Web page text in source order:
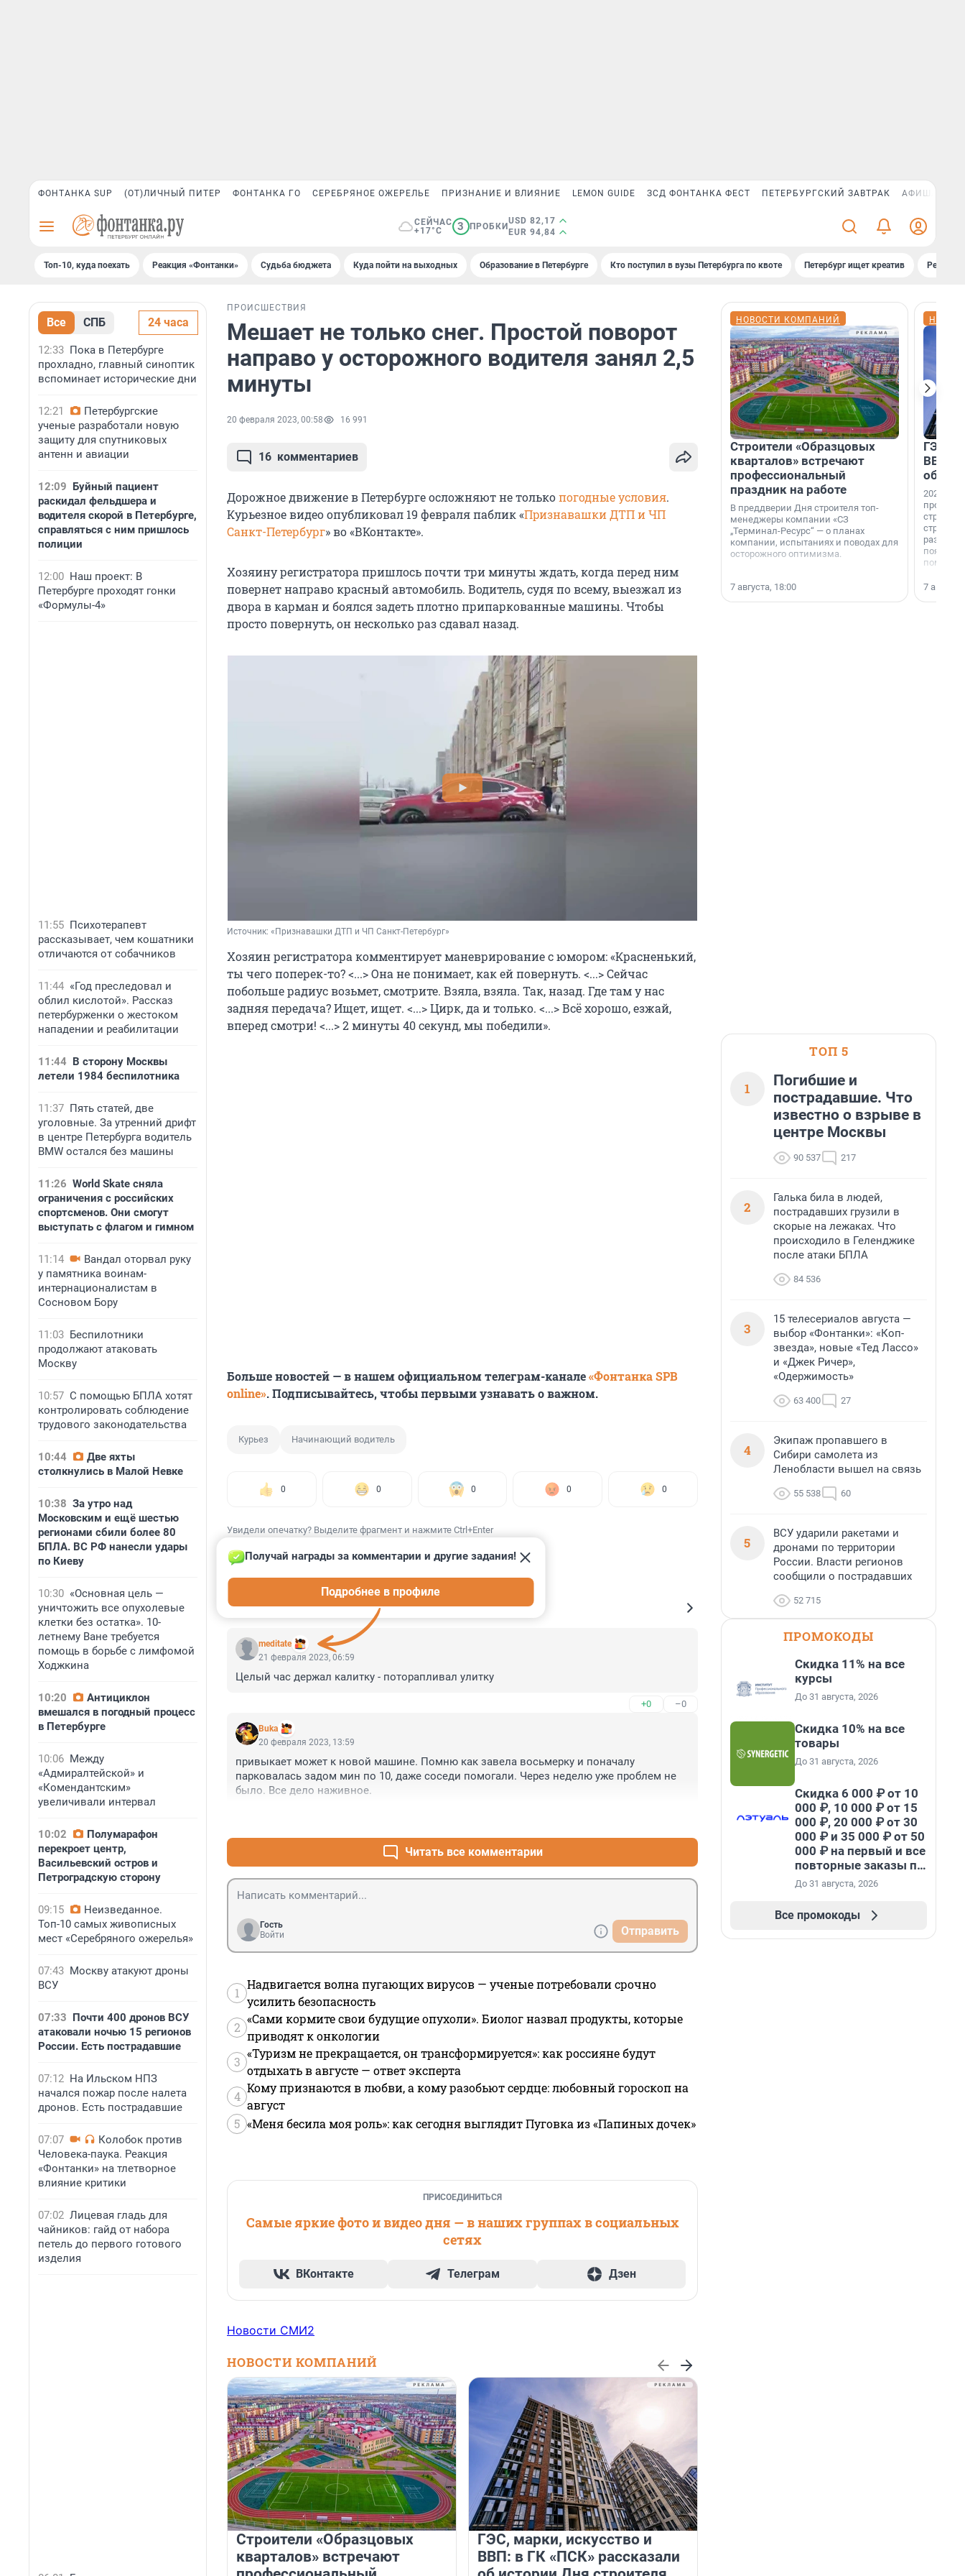
ФОНТАНКА SUP (ОТ)ЛИЧНЫЙ ПИТЕР ФОНТАНКА ГО СЕРЕБРЯНОЕ ОЖЕРЕЛЬЕ ПРИЗНАНИЕ И ВЛИЯНИЕ LEMON GUIDE ЗСД ФОНТАНКА ФЕСТ ПЕТЕРБУРГСКИЙ ЗАВТРАК АФИША PLUS
СЕЙЧАС
+17°C
3 ПРОБКИ
USD 82,17
EUR 94,84
Топ-10, куда поехать Реакция «Фонтанки» Судьба бюджета Куда пойти на выходных Образование в Петербурге Кто поступил в вузы Петербурга по квоте Петербург ищет креатив
Все СПБ 24 часа
12:33 Пока в Петербурге
прохладно, главный синоптик
вспоминает исторические дни
12:21
Петербургские
ученые разработали новую
защиту для спутниковых
антенн и авиации
12:09 Буйный пациент
раскидал фельдшера и
водителя скорой в Петербурге,
справляться с ним пришлось
полиции
12:00 Наш проект: В
Петербурге проходят гонки
«Формулы-4»
11:55 Психотерапевт
рассказывает, чем кошатники
отличаются от собачников
11:44 «Год преследовал и
облил кислотой». Рассказ
петербурженки о жестоком
нападении и реабилитации
11:44 В сторону Москвы
летели 1984 беспилотника
11:37 Пять статей, две
уголовные. За утренний дрифт
в центре Петербурга водитель
BMW остался без машины
11:26 World Skate сняла
ограничения с российских
спортсменов. Они смогут
выступать с флагом и гимном
11:14
Вандал оторвал руку
у памятника воинам-
интернационалистам в
Сосновом Бору
11:03 Беспилотники
продолжают атаковать
Москву
10:57 С помощью БПЛА хотят
контролировать соблюдение
трудового законодательства
10:44
Две яхты
столкнулись в Малой Невке
10:38 За утро над
Московским и ещё шестью
регионами сбили более 80
БПЛА. ВС РФ нанесли удары
по Киеву
10:30 «Основная цель —
уничтожить все опухолевые
клетки без остатка». 10-
летнему Ване требуется
помощь в борьбе с лимфомой
Ходжкина
10:20
Антициклон
вмешался в погодный процесс
в Петербурге
10:06 Между
«Адмиралтейской» и
«Комендантским»
увеличивали интервал
10:02
Полумарафон
перекроет центр,
Васильевский остров и
Петроградскую сторону
09:15
Неизведанное.
Топ-10 самых живописных
мест «Серебряного ожерелья»
07:43 Москву атакуют дроны
ВСУ
07:33 Почти 400 дронов ВСУ
атаковали ночью 15 регионов
России. Есть пострадавшие
07:12 На Ильском НПЗ
начался пожар после налета
дронов. Есть пострадавшие
07:07
Колобок против
Человека-паука. Реакция
«Фонтанки» на тлетворное
влияние критики
07:02 Лицевая гладь для
чайников: гайд от набора
петель до первого готового
изделия
ПРОИСШЕСТВИЯ
Мешает не только снег. Простой поворот
направо у осторожного водителя занял 2,5
минуты
20 февраля 2023, 00:58 16 991
16 комментариев
Дорожное движение в Петербурге осложняют не толькопогодные условия.
Курьезное видео опубликовал 19 февраля паблик «Пpизнaвaшки ДТП и ЧП
Санкт-Петербург» во «ВКонтакте».
Хозяину регистратора пришлось почти три минуты ждать, когда перед ним
повернет направо красный автомобиль. Водитель, судя по всему, выезжал из
двора в карман и боялся задеть плотно припаркованные машины. Чтобы
просто повернуть, он несколько раз сдавал назад.
Источник: «Пpизнaвaшки ДТП и ЧП Санкт-Петербург»
Хозяин регистратора комментирует маневрирование с юмором: «Красненький,
ты чего поперек-то? <...> Она не понимает, как ей повернуть. <...> Сейчас
побольше радиус возьмет, смотрите. Взяла, взяла. Так, назад. Где там у нас
задняя передача? Ищет, ищет. <...> Цирк, да и только. <...> Всё хорошо, езжай,
вперед смотри! <...> 2 минуты 40 секунд, мы победили».
Больше новостей — в нашем официальном телеграм-канале«Фонтанка SPB
online». Подписывайтесь, чтобы первыми узнавать о важном.
Курьез Начинающий водитель
0 0 0 0 0
Увидели опечатку? Выделите фрагмент и нажмите Ctrl+Enter
КОММЕНТАРИИ 16
meditate
Получай награды за комментарии и другие задания!
Подробнее в профиле
21 февраля 2023, 06:59
Целый час держал калитку - поторапливал улитку
+0 –0
Buka
20 февраля 2023, 13:59
привыкает может к новой машине. Помню как завела восьмерку и поначалу
парковалась задом мин по 10, даже соседи помогали. Через неделю уже проблем не
было. Все дело наживное.
Читать все комментарии
Гость
Войти
Отправить
1
Надвигается волна пугающих вирусов — ученые потребовали срочно
усилить безопасность
2
«Сами кормите свои будущие опухоли». Биолог назвал продукты, которые
приводят к онкологии
3
«Туризм не прекращается, он трансформируется»: как россияне будут
отдыхать в августе — ответ эксперта
4
Кому признаются в любви, а кому разобьют сердце: любовный гороскоп на
август
5 «Меня бесила моя роль»: как сегодня выглядит Пуговка из «Папиных дочек»
ПРИСОЕДИНИТЬСЯ
Самые яркие фото и видео дня — в наших группах в социальных
сетях
ВКонтакте Телеграм Дзен
Новости СМИ2
НОВОСТИ КОМПАНИЙ
Строители «Образцовых
кварталов» встречают
ГЭС, марки, искусство и
ВВП: в ГК «ПСК» рассказали
НОВОСТИ КОМПАНИЙ
Строители «Образцовых
кварталов» встречают
профессиональный
праздник на работе
В преддверии Дня строителя топ-
менеджеры компании «СЗ
„Терминал-Ресурс“ — о планах
компании, испытаниях и поводах для
осторожного оптимизма.
7 августа, 18:00
ГЭС,
ВВП: в
об
2026-й —
раз. В
7
ТОП 5
1
Погибшие и
пострадавшие. Что
известно о взрыве в
центре Москвы
90 537 217
2
Галька била в людей,
пострадавших грузили в
скорые на лежаках. Что
происходило в Геленджике
после атаки БПЛА
84 536
3
15 телесериалов августа —
выбор «Фонтанки»: «Коп-
звезда», новые «Тед Лассо»
и «Джек Ричер»,
«Одержимость»
63 400 27
4
Экипаж пропавшего в
Сибири самолета из
Ленобласти вышел на связь
55 538 60
5
ВСУ ударили ракетами и
дронами по территории
России. Власти регионов
сообщили о пострадавших
52 715
ПРОМОКОДЫ
Скидка 11% на все
курсы
До 31 августа, 2026
Скидка 10% на все
товары
До 31 августа, 2026
Скидка 6 000 ₽ от 10
000 ₽, 10 000 ₽ от 15
000 ₽, 20 000 ₽ от 30
000 ₽ и 35 000 ₽ от 50
000 ₽ на первый и все
повторные заказы по
промокоду НАБЕРИ
До 31 августа, 2026
Все промокоды